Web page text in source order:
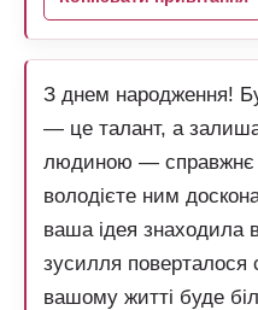
З днем народження!
— це талант, а
людиною — справжнє
володієте ним
ваша ідея знаходила
зусилля поверталося
вашому житті буде